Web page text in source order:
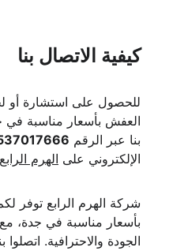
كيفية الاتصال بنا
للحصول على استشارة أو
العفش بأسعار مناسبة في
بنا عبر الرقم
الإلكتروني على الهرم الرابع
شركة الهرم الرابع توفر
بأسعار مناسبة في جدة، مع
الجودة والاحترافية. اتصلوا